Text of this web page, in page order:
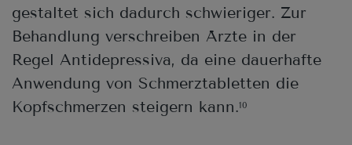
gestaltet sich dadurch schwieriger. Zur
Behandlung verschreiben Ärzte in der
Regel Antidepressiva, da eine dauerhafte
Anwendung von Schmerztabletten die
Kopfschmerzen steigern kann.10